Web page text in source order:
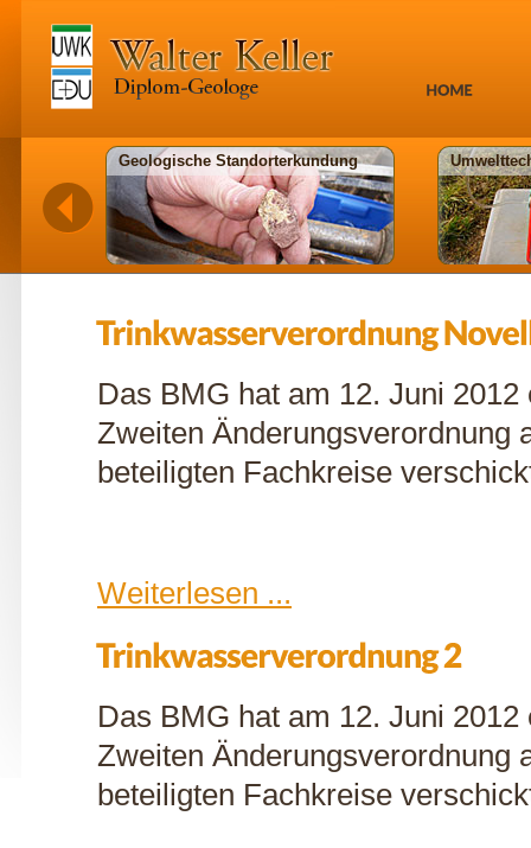
Geologische Standorterkundung
Das BMG hat am 12. Juni
Zweiten Änderungsverordnung
beteiligten Fachkreise
Weiterlesen ...
Das BMG hat am 12. Juni
Zweiten Änderungsverordnung
beteiligten Fachkreise